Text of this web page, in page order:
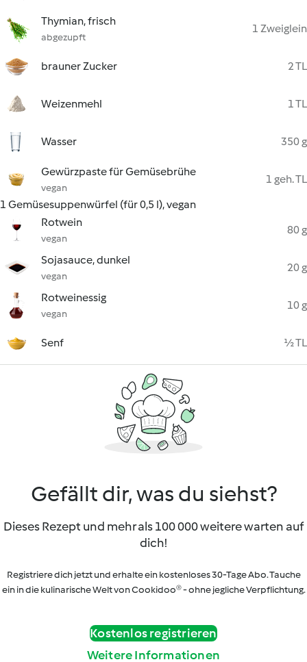
Thymian, frisch
abgezupft
1 Zweiglein
brauner Zucker 2 TL
Weizenmehl 1 TL
Wasser 350 g
Gewürzpaste für Gemüsebrühe
vegan
1 geh. TL
1 Gemüsesuppenwürfel (für 0,5 l), vegan
Rotwein
vegan
80 g
Sojasauce, dunkel
vegan
20 g
Rotweinessig
vegan
10 g
Senf ½ TL
Gefällt dir, was du siehst?
Dieses Rezept und mehr als 100 000 weitere warten auf
dich!
Registriere dich jetzt und erhalte ein kostenloses 30-Tage Abo. Tauche
ein in die kulinarische Welt von Cookidoo® - ohne jegliche Verpflichtung.
Kostenlos registrieren
Weitere Informationen